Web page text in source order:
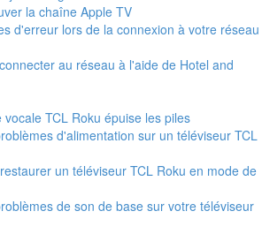
la chaîne Apple TV
d'erreur lors de la connexion à votre réseau
au réseau à l'aide de Hotel and
TCL Roku épuise les piles
d'alimentation sur un téléviseur TCL
un téléviseur TCL Roku en mode de
de son de base sur votre téléviseur